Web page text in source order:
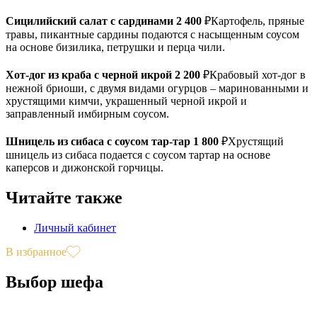
Сицилийский салат с сардинами 2 400 ₽Картофель, пряные
травы, пикантные сардины подаются с насыщенным соусом
на основе бизилика, петрушки и перца чили.
Хот-дог из краба с черной икрой 2 200 ₽Крабовый хот-дог в
нежной бриоши, с двумя видами огурцов – маринованными и
хрустящими кимчи, украшенный черной икрой и
заправленный имбирным соусом.
Шницель из сибаса с соусом тар-тар 1 800 ₽Хрустящий
шницель из сибаса подается с соусом тартар на основе
каперсов и дижонской горчицы.
Читайте также
Личный кабинет
В избранное
Выбор шефа